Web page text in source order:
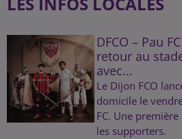
DFCO – Pau
retour au
avec...
Le Dijon FCO
domicile le
FC. Une
les supporters.